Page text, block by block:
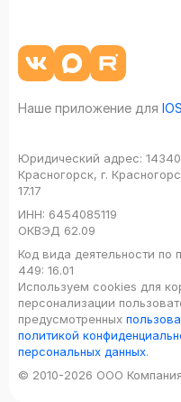
Наше приложение для IOS
Юридический адрес:
Красногорск, г.
17.17
ИНН: 6454085119
ОКВЭД 62.09
Код вида деятельности по
449: 16.01
Используем cookies для
персонализации
предусмотренных
политикой
персональных данных.
© 2010-2026 ООО